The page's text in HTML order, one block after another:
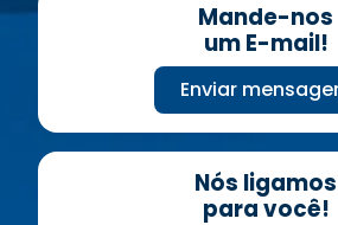
Mande-nos
um E-mail!
Enviar
Nós ligamos
para você!